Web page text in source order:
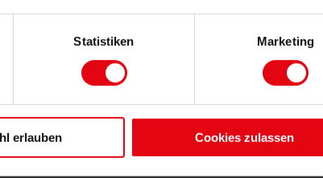
Statistiken Marketing
erlauben Cookies zulassen